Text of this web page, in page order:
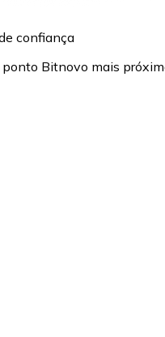
confiança
ponto Bitnovo mais